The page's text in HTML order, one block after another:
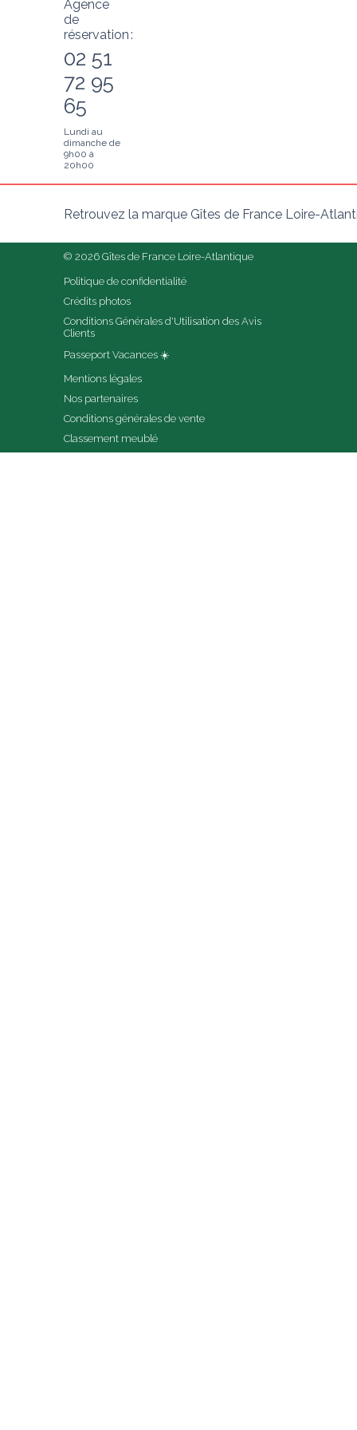
Agence
de
réservation :
02 51
72 95
65
Lundi au
dimanche de
9h00 à
20h00
Retrouvez la marque Gîtes de France Loire-
© 2026 Gîtes de France Loire-Atlantique
Politique de confidentialité
Crédits photos
Conditions Générales d'Utilisation des Avis
Clients
Passeport Vacances ☀️
Mentions légales
Nos partenaires
Conditions générales de vente
Classement meublé